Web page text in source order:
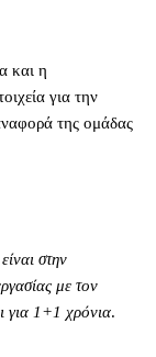
και η
για την
της ομάδας
στην
με τον
για 1+1 χρόνια.